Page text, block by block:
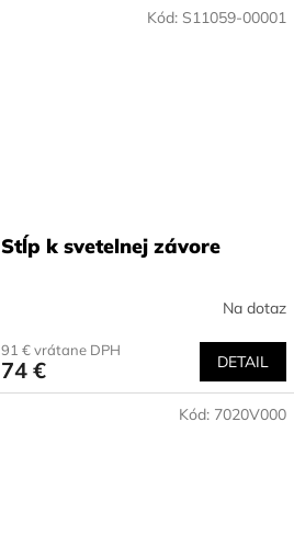
Stĺp k svetelnej závore
Na dotaz
91 € vrátane DPH
74 € DETAIL
Kód: S11059-00001
Kód: 7020V000